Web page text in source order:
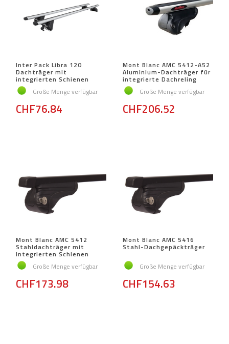
Inter Pack Libra 120
Dachträger mit
integrierten Schienen
Große Menge verfügbar
CHF76.84
Mont Blanc AMC 5412-A52
Aluminium-Dachträger für
integrierte Dachreling
Große Menge verfügbar
CHF206.52
Mont Blanc AMC 5412
Stahldachträger mit
integrierten Schienen
Große Menge verfügbar
CHF173.98
Mont Blanc AMC 5416
Stahl-Dachgepäckträger
Große Menge verfügbar
CHF154.63